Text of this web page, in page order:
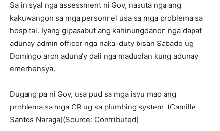
Sa inisyal nga assessment ni Gov, nasuta nga ang
kakuwangon sa mga personnel usa sa mga problema sa
hospital. Iyang gipasabut ang kahinungdanon nga dapat
adunay admin officer nga naka-duty bisan Sabado ug
Domingo aron aduna’y dali nga maduolan kung adunay
emerhensya.
Dugang pa ni Gov, usa pud sa mga isyu mao ang
problema sa mga CR ug sa plumbing system. (Camille
Santos Naraga)(Source: Contributed)